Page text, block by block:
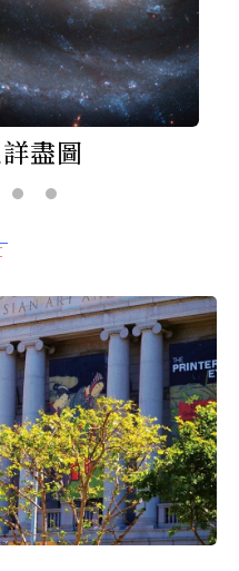
盡圖